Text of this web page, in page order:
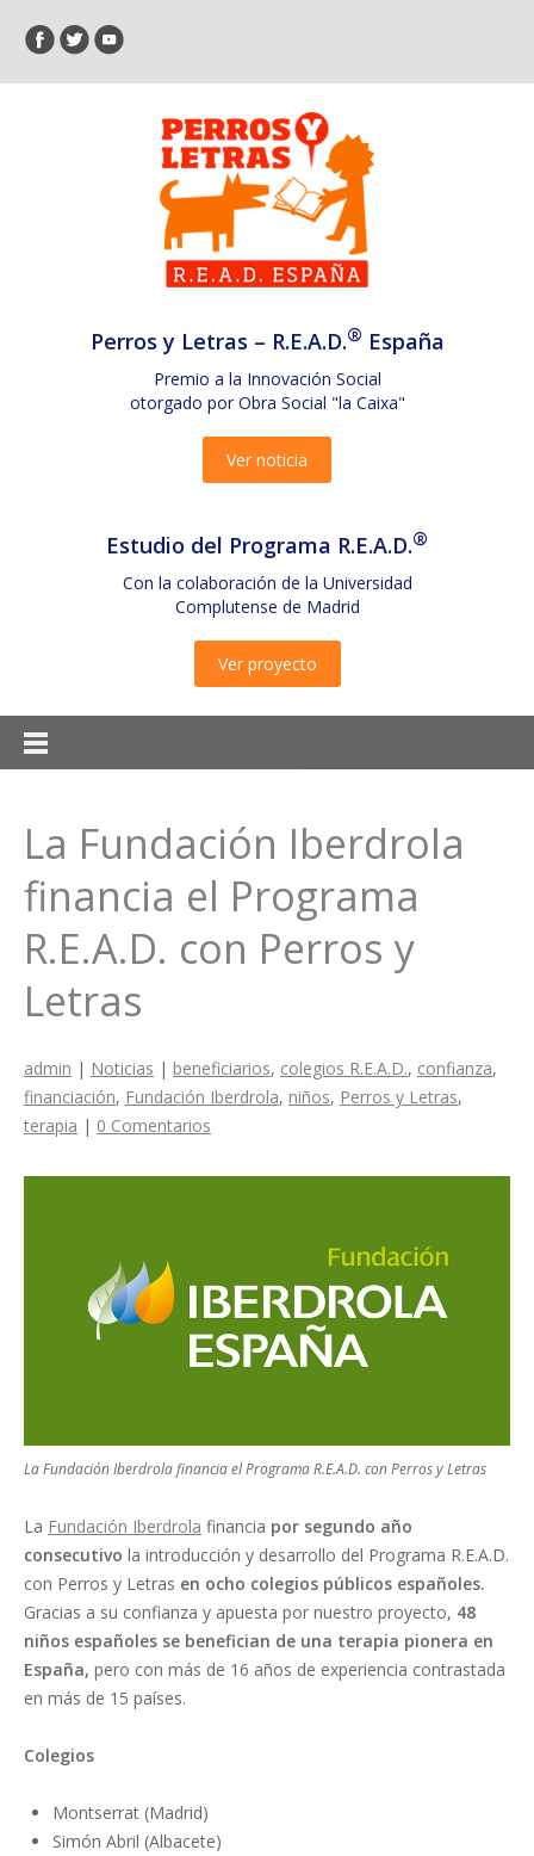
Perros y Letras – R.E.A.D.® España
Premio a la Innovación Social
otorgado por Obra Social "la Caixa"
Ver noticia
Estudio del Programa R.E.A.D.®
Con la colaboración de la Universidad
Complutense de Madrid
Ver proyecto
La Fundación Iberdrola
financia el Programa
R.E.A.D. con Perros y
Letras
admin | Noticias | beneficiarios, colegios R.E.A.D., confianza,
financiación, Fundación Iberdrola, niños, Perros y Letras,
terapia | 0 Comentarios
La Fundación Iberdrola financia el Programa R.E.A.D. con Perros y Letras
La Fundación Iberdrola financia por segundo año
consecutivo la introducción y desarrollo del Programa R.E.A.D.
con Perros y Letras en ocho colegios públicos españoles.
Gracias a su confianza y apuesta por nuestro proyecto, 48
niños españoles se benefician de una terapia pionera en
España, pero con más de 16 años de experiencia contrastada
en más de 15 países.
Colegios
Montserrat (Madrid)
Simón Abril (Albacete)